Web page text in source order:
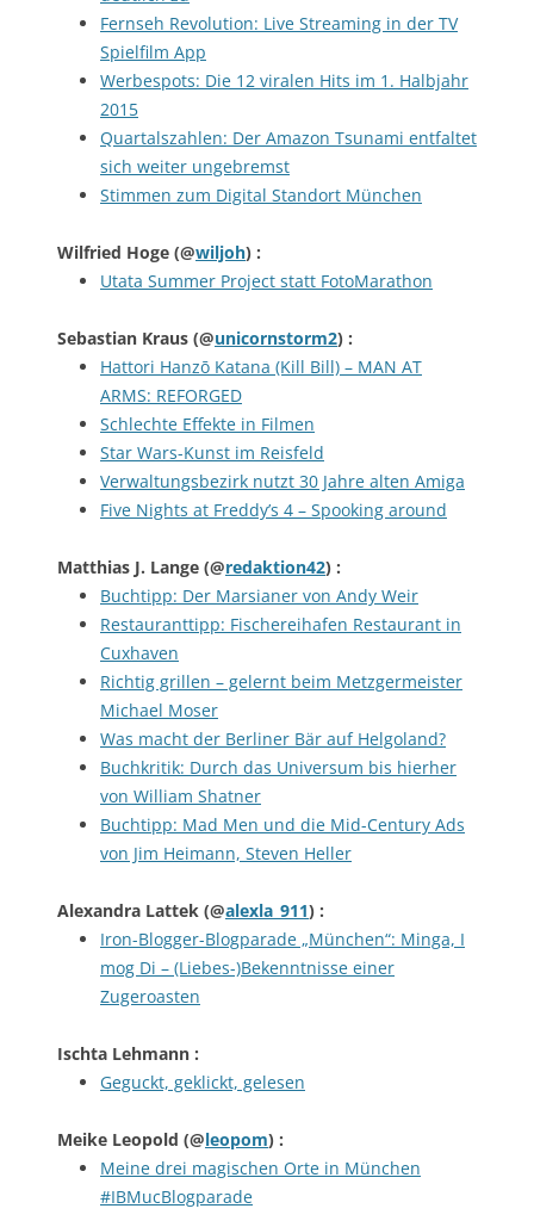
Fernseh Revolution: Live Streaming in der TV
Spielfilm App
Werbespots: Die 12 viralen Hits im 1. Halbjahr
2015
Quartalszahlen: Der Amazon Tsunami entfaltet
sich weiter ungebremst
Stimmen zum Digital Standort München
Wilfried Hoge (@wiljoh) :
Utata Summer Project statt FotoMarathon
Sebastian Kraus (@unicornstorm2) :
Hattori Hanzō Katana (Kill Bill) – MAN AT
ARMS: REFORGED
Schlechte Effekte in Filmen
Star Wars-Kunst im Reisfeld
Verwaltungsbezirk nutzt 30 Jahre alten Amiga
Five Nights at Freddy’s 4 – Spooking around
Matthias J. Lange (@redaktion42) :
Buchtipp: Der Marsianer von Andy Weir
Restauranttipp: Fischereihafen Restaurant in
Cuxhaven
Richtig grillen – gelernt beim Metzgermeister
Michael Moser
Was macht der Berliner Bär auf Helgoland?
Buchkritik: Durch das Universum bis hierher
von William Shatner
Buchtipp: Mad Men und die Mid-Century Ads
von Jim Heimann, Steven Heller
Alexandra Lattek (@alexla_911) :
Iron-Blogger-Blogparade „München“: Minga, I
mog Di – (Liebes-)Bekenntnisse einer
Zugeroasten
Ischta Lehmann :
Geguckt, geklickt, gelesen
Meike Leopold (@leopom) :
Meine drei magischen Orte in München
#‎IBMucBlogparade‬